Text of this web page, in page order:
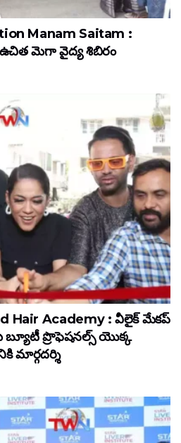
Manam Saitam :
ఉచిత మెగా వైద్య శిబిరం
Hair Academy : వీలైక్ మేకప్
ప్రొఫెషనల్స్ యొక్క
మార్గదర్శి